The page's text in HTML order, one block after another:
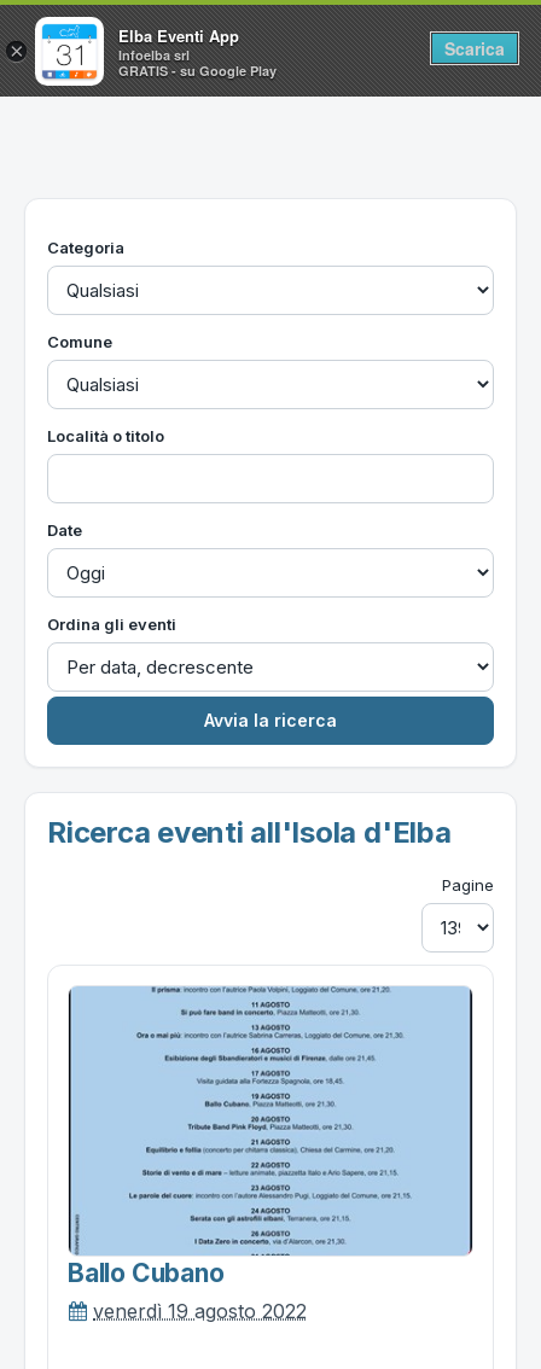
Home
Utilità
Categoria
Comune
Località o titolo
Date
Ordina gli eventi
Ricerca eventi all'Isola d'Elba
Pagine
Ballo Cubano
venerdì 19 agosto 2022
×
Elba Eventi App
Infoelba srl
GRATIS - su Google Play
Scarica